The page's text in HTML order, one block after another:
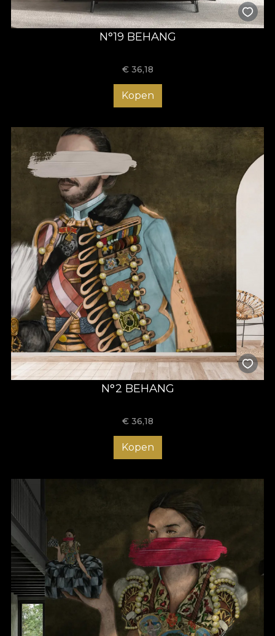
N°19 BEHANG
€ 36,18
Kopen
N°2 BEHANG
€ 36,18
Kopen